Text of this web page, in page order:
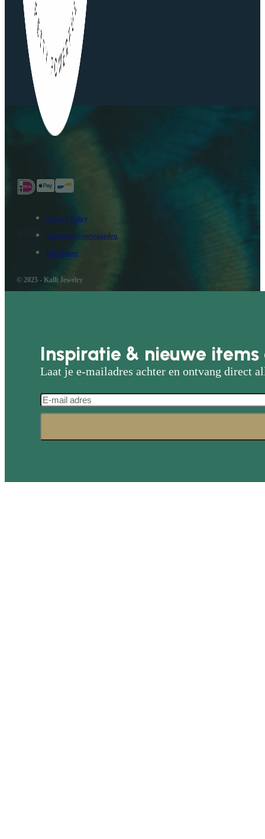
Privacy Policy
Algemene voorwaarden
Disclaimer
© 2025 - Kalli Jewelry
Inspiratie & nieuwe
Laat je e-mailadres achter en ontvang direct